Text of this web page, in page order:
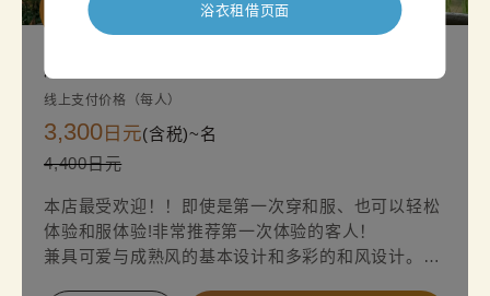
浴衣租借页面
超值方案
川越标准和服方案
线上支付价格（每人）
3,300 日元(含税)~名
4,400日元
本店最受欢迎！！即使是第一次穿和服、也可以轻松
体验和服体验!非常推荐第一次体验的客人！
兼具可爱与成熟风的基本设计和多彩的和风设计。您